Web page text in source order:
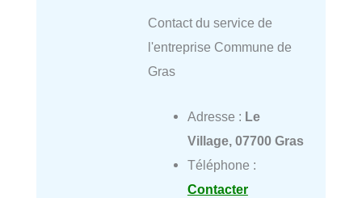
Contact du service de
l'entreprise Commune de
Gras
Adresse : Le
Village, 07700 Gras
Téléphone :
Contacter